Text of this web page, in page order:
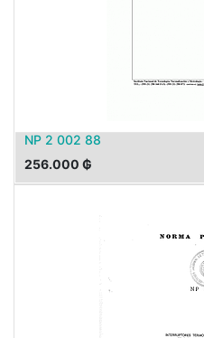
NP 2 002 88
256.000 ₲